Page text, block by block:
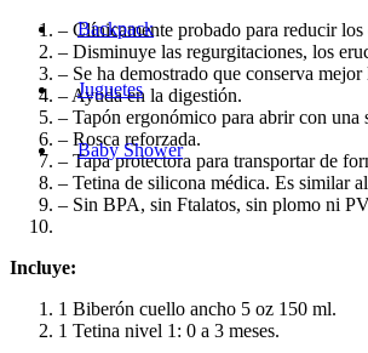
Backpack
Juguetes
Baby Shower
– Clínicamente probado para reducir los
– Disminuye las regurgitaciones, los
– Se ha demostrado que conserva
– Ayuda en la digestión.
– Tapón ergonómico para abrir con una
– Rosca reforzada.
– Tapa protectora para transportar de
– Tetina de silicona médica. Es similar
– Sin BPA, sin Ftalatos, sin plomo ni
Incluye:
1 Biberón cuello ancho 5 oz 150 ml.
1 Tetina nivel 1: 0 a 3 meses.